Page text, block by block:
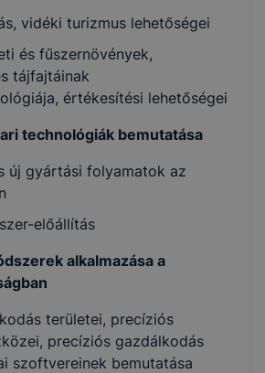
vidéki turizmus lehetőségei
és fűszernövények,
tájfajtáinak
értékesítési lehetőségei
technológiák bemutatása
új gyártási folyamatok az
előállítás
alkalmazása a
területei, precíziós
precíziós gazdálkodás
szoftvereinek bemutatása